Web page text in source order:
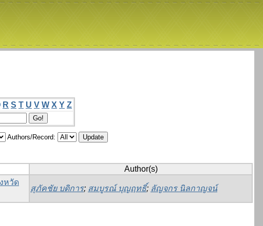
R S T U V W X Y Z
Authors/Record:
Author(s)
หวัด
สุภัคชัย บดิการ; สมบูรณ์ บุญฤทธิ์; ลัญจกร นิลกาญจน์